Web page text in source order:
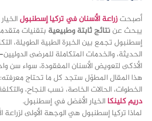
أصبحتزراعة الأسنان في تركيا إسطنبول
يبحث عننتائج ثابتة وطبيعية بتقنيات
إسطنبول تجمع بين الخبرة الطبية الطويلة،
الحديثة، والخدمات المتكاملة للمرضى
الأذكى لتعويض الأسنان المفقودة، سواء سن
هذا المقال المطوّل ستجد كل ما تحتاج معرفته:
الخطوات، الحالات الخاصة، نسب النجاح،
دريم كلينكاالخيار الأفضل في إسطنبول.
لماذا تركيا إسطنبول هي الوجهة الأولى لزراعة